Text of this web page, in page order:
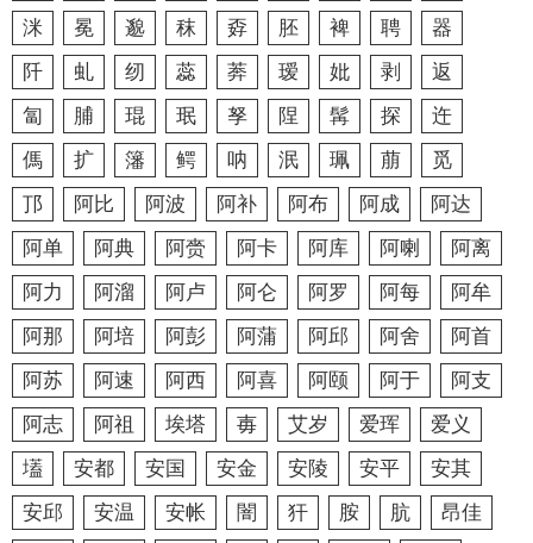
洣
冕 邈 秣 孬 胚 裨 聘
器
阡
虬 纫 蕊 莾 瑷 妣 剥
返
匐
脯 琨 珉 孥 陧 髯 探
迕
傌
扩 籓 鳄 呐 泯 珮 萠
觅
邒
阿比 阿波 阿补 阿布 阿成
阿达
阿单
阿典 阿赍 阿卡 阿库 阿喇
阿离
阿力
阿溜 阿卢 阿仑 阿罗 阿每
阿牟
阿那
阿培 阿彭 阿蒲 阿邱 阿舍
阿首
阿苏
阿速 阿西 阿喜 阿颐 阿于
阿支
阿志
阿祖 埃塔 毐 艾岁 爱珲
爱义
壒
安都 安国 安金 安陵 安平
安其
安邱
安温 安帐 闇 犴 胺 肮
昂佳